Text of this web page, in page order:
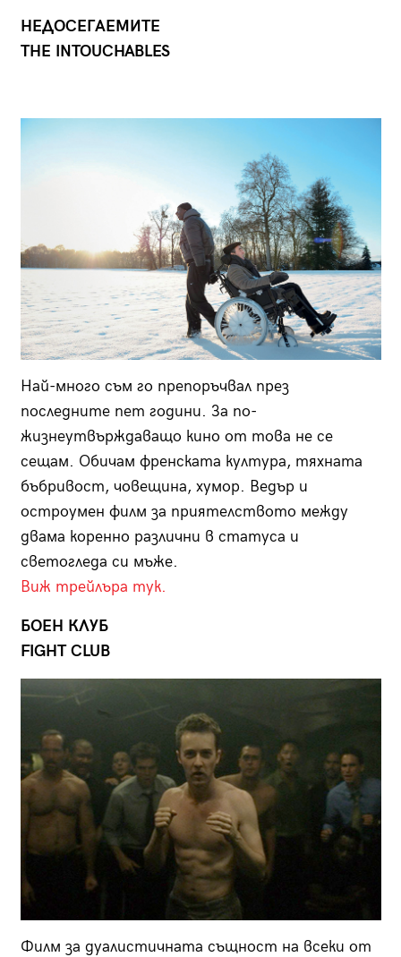
НЕДОСЕГАЕМИТЕ
THE INTOUCHABLES
Най-много съм го препоръчвал през
последните пет години. За по-
жизнеутвърждаващо кино от това не се
сещам. Обичам френската култура, тяхната
бъбривост, човещина, хумор. Ведър и
остроумен филм за приятелството между
двама коренно различни в статуса и
светогледа си мъже.
Виж трейлъра тук.
БОЕН КЛУБ
FIGHT CLUB
Филм за дуалистичната същност на всеки от